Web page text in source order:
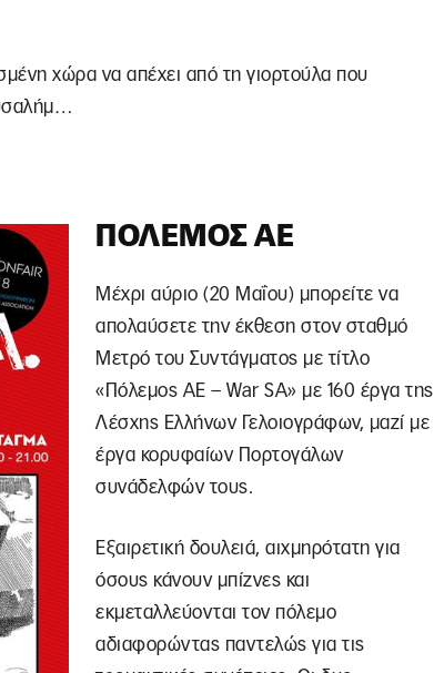
χώρα να απέχει από τη γιορτούλα που
ΠΌΛΕΜΟΣ ΑΕ
Μέχρι αύριο (20 Μαΐου) μπορείτε να
απολαύσετε την έκθεση στον σταθμό
Μετρό του Συντάγματος με τίτλο
«Πόλεμος ΑΕ – War SA» με 160 έργα της
Λέσχης Ελλήνων Γελοιογράφων, μαζί με
έργα κορυφαίων Πορτογάλων
συνάδελφών τους.
Εξαιρετική δουλειά, αιχμηρότατη για
όσους κάνουν μπίζνες και
εκμεταλλεύονται τον πόλεμο
αδιαφορώντας παντελώς για τις